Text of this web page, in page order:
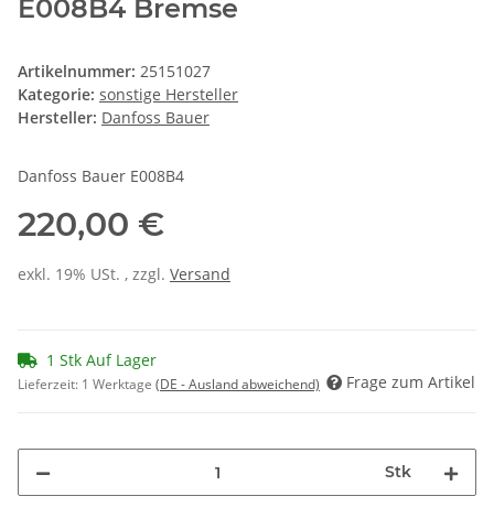
E008B4 Bremse
Artikelnummer: 25151027
Kategorie: sonstige Hersteller
Hersteller: Danfoss Bauer
Danfoss Bauer E008B4
220,00 €
exkl. 19% USt. , zzgl. Versand
1 Stk Auf Lager
Lieferzeit: 1 Werktage (DE - Ausland abweichend) Frage zum Artikel
Stk